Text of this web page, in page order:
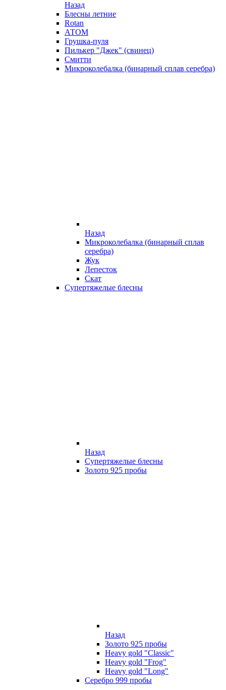
Назад
Блесны летние
Rotan
АТОМ
Грушка-пуля
Пилькер "Джек" (свинец)
Смитти
Микроколебалка (бинарный сплав серебра)
Назад
Микроколебалка (бинарный сплав
серебра)
Жук
Лепесток
Скат
Супертяжелые блесны
Назад
Супертяжелые блесны
Золото 925 пробы
Назад
Золото 925 пробы
Heavy gold "Classic"
Heavy gold "Frog"
Heavy gold "Long"
Серебро 999 пробы